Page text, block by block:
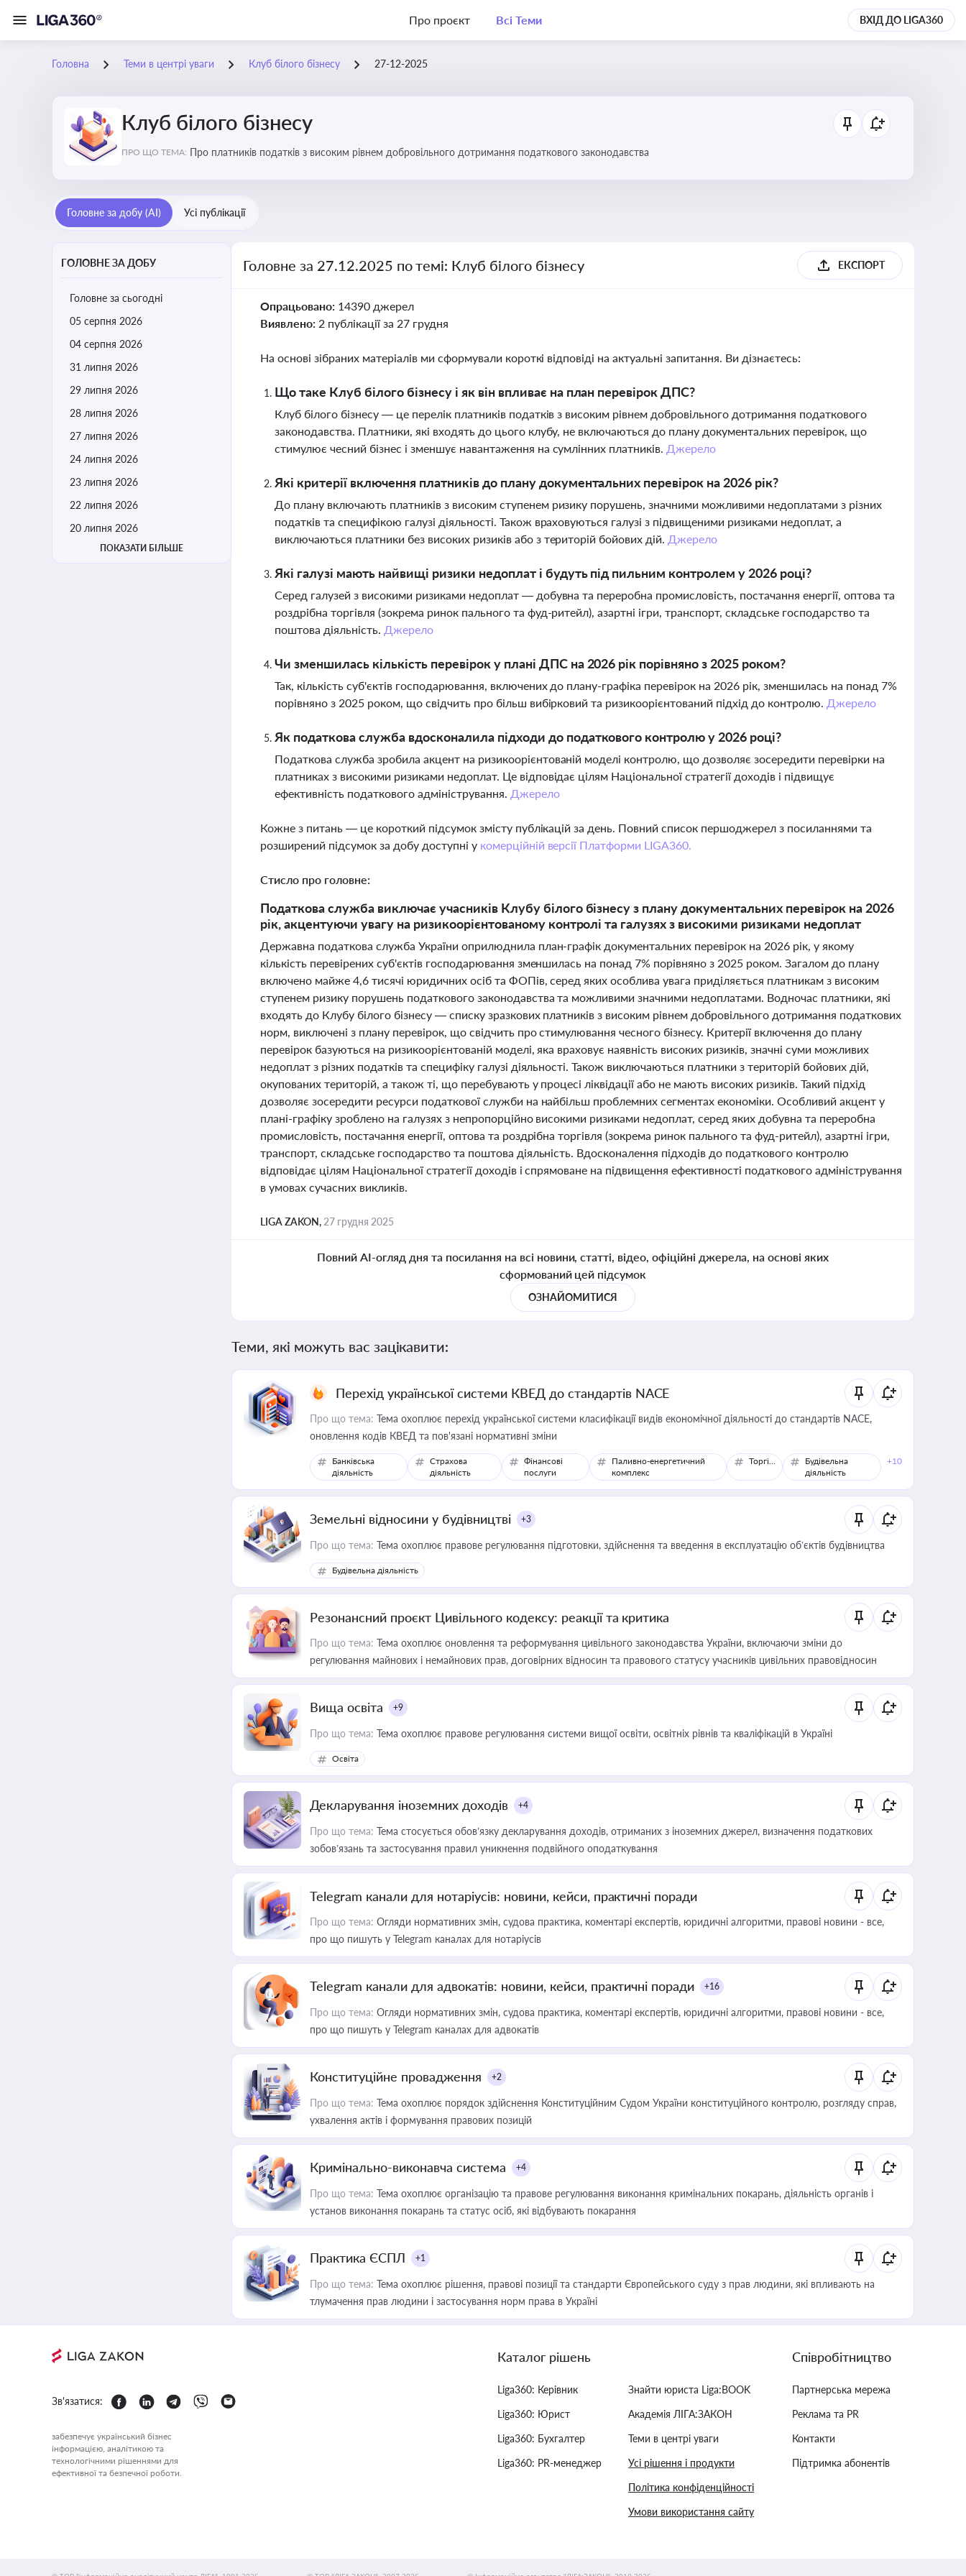
Про проєкт Всі Теми ВХІД ДО LIGA360
Головна Теми в центрі уваги Клуб білого бізнесу 27-12-2025
Клуб білого бізнесу
ПРО ЩО ТЕМА: Про платників податків з високим рівнем добровільного дотримання податкового законодавства
Головне за добу (AI) Усі публікації
ГОЛОВНЕ ЗА ДОБУ
Головне за сьогодні
05 серпня 2026
04 серпня 2026
31 липня 2026
29 липня 2026
28 липня 2026
27 липня 2026
24 липня 2026
23 липня 2026
22 липня 2026
20 липня 2026
ПОКАЗАТИ БІЛЬШЕ
Головне за 27.12.2025 по темі: Клуб білого бізнесу ЕКСПОРТ
Опрацьовано: 14390 джерел
Виявлено: 2 публікації за 27 грудня
На основі зібраних матеріалів ми сформували короткі відповіді на актуальні запитання. Ви дізнаєтесь:
Що таке Клуб білого бізнесу і як він впливає на план перевірок ДПС?
Клуб білого бізнесу — це перелік платників податків з високим рівнем добровільного дотримання податкового
законодавства. Платники, які входять до цього клубу, не включаються до плану документальних перевірок, що
стимулює чесний бізнес і зменшує навантаження на сумлінних платників. Джерело
Які критерії включення платників до плану документальних перевірок на 2026 рік?
До плану включають платників з високим ступенем ризику порушень, значними можливими недоплатами з різних
податків та специфікою галузі діяльності. Також враховуються галузі з підвищеними ризиками недоплат, а
виключаються платники без високих ризиків або з територій бойових дій. Джерело
Які галузі мають найвищі ризики недоплат і будуть під пильним контролем у 2026 році?
Серед галузей з високими ризиками недоплат — добувна та переробна промисловість, постачання енергії, оптова та
роздрібна торгівля (зокрема ринок пального та фуд-ритейл), азартні ігри, транспорт, складське господарство та
поштова діяльність. Джерело
Чи зменшилась кількість перевірок у плані ДПС на 2026 рік порівняно з 2025 роком?
Так, кількість суб'єктів господарювання, включених до плану-графіка перевірок на 2026 рік, зменшилась на понад 7%
порівняно з 2025 роком, що свідчить про більш вибірковий та ризикоорієнтований підхід до контролю. Джерело
Як податкова служба вдосконалила підходи до податкового контролю у 2026 році?
Податкова служба зробила акцент на ризикоорієнтованій моделі контролю, що дозволяє зосередити перевірки на
платниках з високими ризиками недоплат. Це відповідає цілям Національної стратегії доходів і підвищує
ефективність податкового адміністрування. Джерело
Кожне з питань — це короткий підсумок змісту публікацій за день. Повний список першоджерел з посиланнями та
розширений підсумок за добу доступні у комерційній версії Платформи LIGA360.
Стисло про головне:
Податкова служба виключає учасників Клубу білого бізнесу з плану документальних перевірок на 2026
рік, акцентуючи увагу на ризикоорієнтованому контролі та галузях з високими ризиками недоплат
Державна податкова служба України оприлюднила план-графік документальних перевірок на 2026 рік, у якому
кількість перевірених суб'єктів господарювання зменшилась на понад 7% порівняно з 2025 роком. Загалом до плану
включено майже 4,6 тисячі юридичних осіб та ФОПів, серед яких особлива увага приділяється платникам з високим
ступенем ризику порушень податкового законодавства та можливими значними недоплатами. Водночас платники, які
входять до Клубу білого бізнесу — списку зразкових платників з високим рівнем добровільного дотримання податкових
норм, виключені з плану перевірок, що свідчить про стимулювання чесного бізнесу. Критерії включення до плану
перевірок базуються на ризикоорієнтованій моделі, яка враховує наявність високих ризиків, значні суми можливих
недоплат з різних податків та специфіку галузі діяльності. Також виключаються платники з територій бойових дій,
окупованих територій, а також ті, що перебувають у процесі ліквідації або не мають високих ризиків. Такий підхід
дозволяє зосередити ресурси податкової служби на найбільш проблемних сегментах економіки. Особливий акцент у
плані-графіку зроблено на галузях з непропорційно високими ризиками недоплат, серед яких добувна та переробна
промисловість, постачання енергії, оптова та роздрібна торгівля (зокрема ринок пального та фуд-ритейл), азартні ігри,
транспорт, складське господарство та поштова діяльність. Вдосконалення підходів до податкового контролю
відповідає цілям Національної стратегії доходів і спрямоване на підвищення ефективності податкового адміністрування
в умовах сучасних викликів.
LIGA ZAKON, 27 грудня 2025
Повний AI-огляд дня та посилання на всі новини, статті, відео, офіційні джерела, на основі яких
сформований цей підсумок
ОЗНАЙОМИТИСЯ
Теми, які можуть вас зацікавити:
Перехід української системи КВЕД до стандартів NACE
Про що тема: Тема охоплює перехід української системи класифікації видів економічної діяльності до стандартів NACE,
оновлення кодів КВЕД та пов'язані нормативні зміни
Банківська
діяльність
Страхова
діяльність
Фінансові
послуги
Паливно-енергетичний
комплекс
Торгівля
Будівельна
діяльність
+10
Земельні відносини у будівництві +3
Про що тема: Тема охоплює правове регулювання підготовки, здійснення та введення в експлуатацію об’єктів будівництва
Будівельна діяльність
Резонансний проєкт Цивільного кодексу: реакції та критика
Про що тема: Тема охоплює оновлення та реформування цивільного законодавства України, включаючи зміни до
регулювання майнових і немайнових прав, договірних відносин та правового статусу учасників цивільних правовідносин
Вища освіта +9
Про що тема: Тема охоплює правове регулювання системи вищої освіти, освітніх рівнів та кваліфікацій в Україні
Освіта
Декларування іноземних доходів +4
Про що тема: Тема стосується обов’язку декларування доходів, отриманих з іноземних джерел, визначення податкових
зобов’язань та застосування правил уникнення подвійного оподаткування
Telegram канали для нотаріусів: новини, кейси, практичні поради
Про що тема: Огляди нормативних змін, судова практика, коментарі експертів, юридичні алгоритми, правові новини - все,
про що пишуть у Telegram каналах для нотаріусів
Telegram канали для адвокатів: новини, кейси, практичні поради +16
Про що тема: Огляди нормативних змін, судова практика, коментарі експертів, юридичні алгоритми, правові новини - все,
про що пишуть у Telegram каналах для адвокатів
Конституційне провадження +2
Про що тема: Тема охоплює порядок здійснення Конституційним Судом України конституційного контролю, розгляду справ,
ухвалення актів і формування правових позицій
Кримінально-виконавча система +4
Про що тема: Тема охоплює організацію та правове регулювання виконання кримінальних покарань, діяльність органів і
установ виконання покарань та статус осіб, які відбувають покарання
Практика ЄСПЛ +1
Про що тема: Тема охоплює рішення, правові позиції та стандарти Європейського суду з прав людини, які впливають на
тлумачення прав людини і застосування норм права в Україні
Зв'язатися:
забезпечує український бізнес
інформацією, аналітикою та
технологічними рішеннями для
ефективної та безпечної роботи.
Каталог рішень
Liga360: Керівник
Liga360: Юрист
Liga360: Бухгалтер
Liga360: PR-менеджер
Знайти юриста Liga:BOOK
Академія ЛІГА:ЗАКОН
Теми в центрі уваги
Усі рішення і продукти
Політика конфіденційності
Умови використання сайту
Співробітництво
Партнерська мережа
Реклама та PR
Контакти
Підтримка абонентів